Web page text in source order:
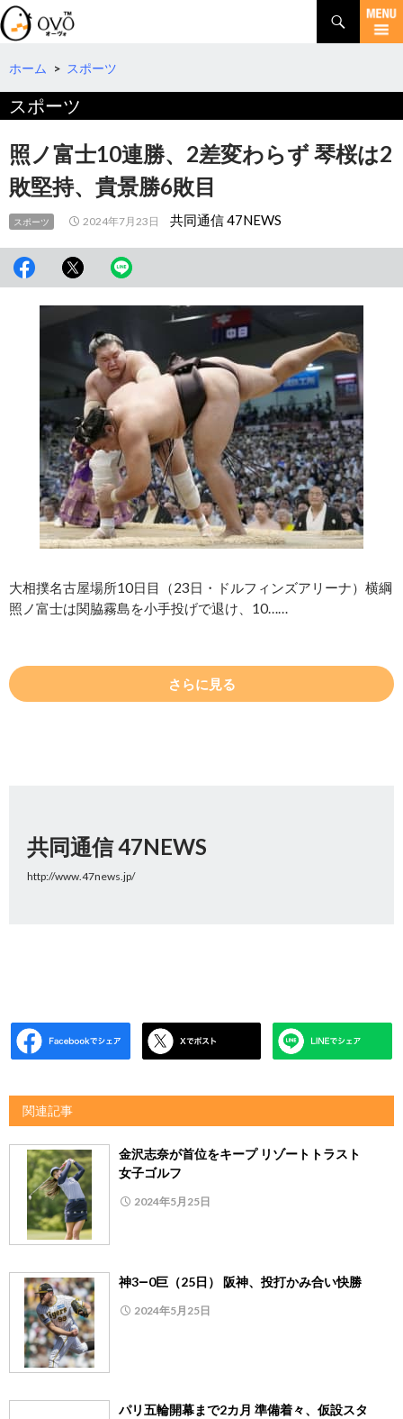
検
索
コ
テ
へ
移
動
ホーム > スポーツ
スポーツ
照ノ富士10連勝、2差変わらず 琴桜は2
敗堅持、貴景勝6敗目
スポーツ 2024年7月23日 共同通信 47NEWS
大相撲名古屋場所10日目（23日・ドルフィンズアリーナ）横綱
照ノ富士は関脇霧島を小手投げで退け、10……
さらに見る
共同通信 47NEWS
http://www.47news.jp/
関連記事
金沢志奈が首位をキープ リゾートトラスト
女子ゴルフ
2024年5月25日
神3―0巨（25日） 阪神、投打かみ合い快勝
2024年5月25日
パリ五輪開幕まで2カ月 準備着々、仮設スタ